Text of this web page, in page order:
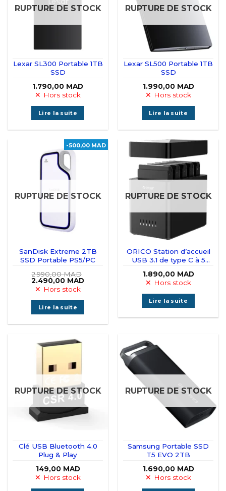
RUPTURE DE STOCK
Lexar SL300 Portable 1TB
SSD
1.790,00 MAD
Hors stock
Lire la suite
RUPTURE DE STOCK
Lexar SL500 Portable 1TB
SSD
1.990,00 MAD
Hors stock
Lire la suite
-500,00 MAD
RUPTURE DE STOCK
SanDisk Extreme 2TB
SSD Portable PS5/PC
2.990,00MAD
Le
prix
initial
était :
2.990,00 MAD.
2.490,00 MAD
est :
Hors stock
Lire la suite
RUPTURE DE STOCK
ORICO Station d’accueil
USB 3.1 de type C à 5
externe SATA 3,5″
1.890,00 MAD
Hors stock
Lire la suite
RUPTURE DE STOCK
Clé USB Bluetooth 4.0
Plug & Play
149,00 MAD
Hors stock
RUPTURE DE STOCK
Samsung Portable SSD
T5 EVO 2TB
1.690,00 MAD
Hors stock